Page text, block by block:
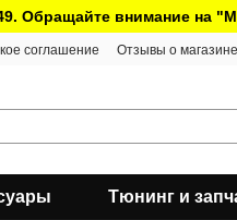
Обращайте внимание на
соглашение Отзывы о магазине
Тюнинг и